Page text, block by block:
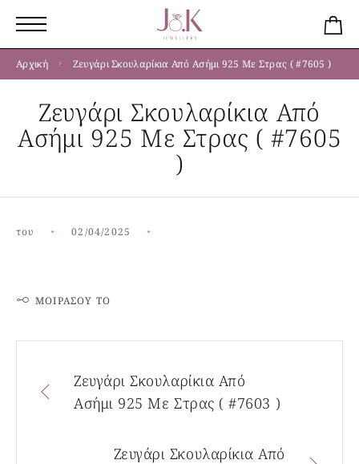
Αρχική Ζευγάρι Σκουλαρίκια Από Ασήμι 925 Με Στρας ( #7605 )
Ζευγάρι Σκουλαρίκια Από
Ασήμι 925 Με Στρας ( #7605
)
του 02/04/2025
ΜΟΙΡΆΣΟΥ ΤΟ
Ζευγάρι Σκουλαρίκια Από
Ασήμι 925 Με Στρας ( #7603 )
Ζευγάρι Σκουλαρίκια Από